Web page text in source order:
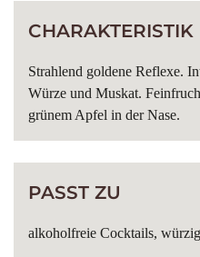
CHARAKTERISTIK
Strahlend goldene Reflexe.
Würze und Muskat.
grünem Apfel in der Nase.
PASST ZU
alkoholfreie Cocktails,